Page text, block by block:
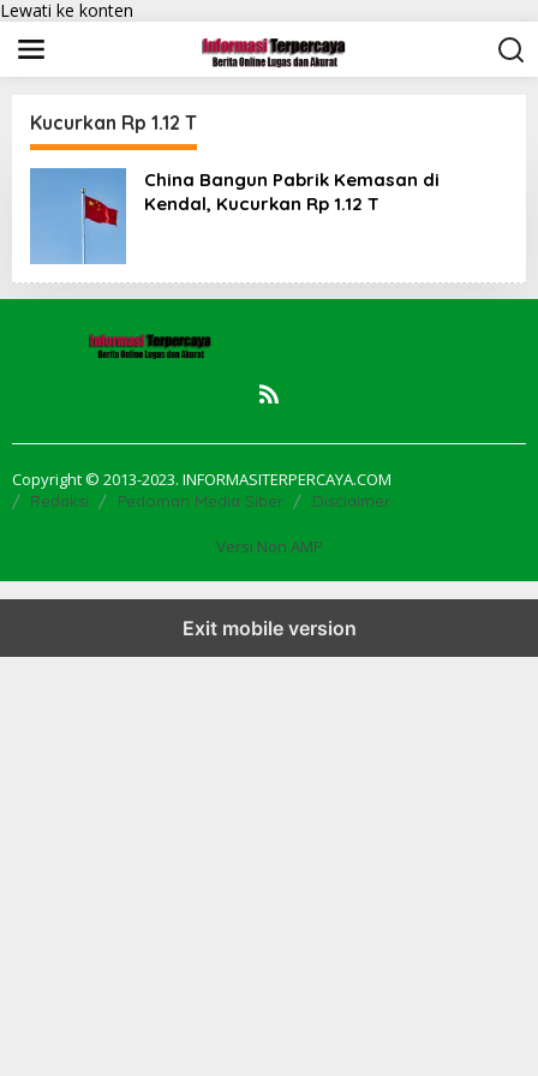
Lewati ke konten
Kucurkan Rp 1.12 T
China Bangun Pabrik Kemasan di
Kendal, Kucurkan Rp 1.12 T
Copyright © 2013-2023. INFORMASITERPERCAYA.COM
Redaksi Pedoman Media Siber Disclaimer
Versi Non AMP
Exit mobile version